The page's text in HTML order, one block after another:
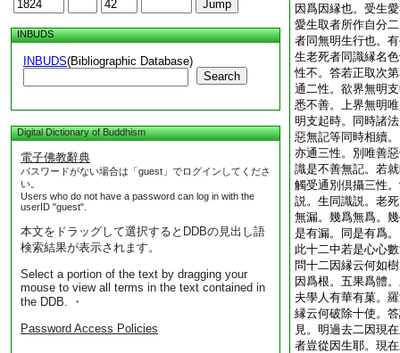
INBUDS
INBUDS(Bibliographic Database)
Search
Digital Dictionary of Buddhism
電子佛教辭典
パスワードがない場合は「guest」でログインしてくださ
い。
Users who do not have a password can log in with the
userID "guest".
本文をドラッグして選択するとDDBの見出し語
検索結果が表示されます。
Select a portion of the text by dragging your
mouse to view all terms in the text contained in
the DDB. ・
Password Access Policies
因爲因縁也。受生
愛生取者所作自分
者同無明生行也。
生老死者同識縁名
性不。答若正取次
通二性。欲界無明
悉不善。上界無明
明支起時。同時諸
惡無記等同時相續
亦通三性。別唯善
識是不善無記。若
觸受通別倶攝三性
説。生同識説。老
無漏。幾爲無爲。
是有漏。同是有爲
此十二中若是心心
問十二因縁云何如
因爲根。五果爲體
夫學人有華有菓。
縁云何破除十使。
見。明過去二因現
者豈從因生耶。現